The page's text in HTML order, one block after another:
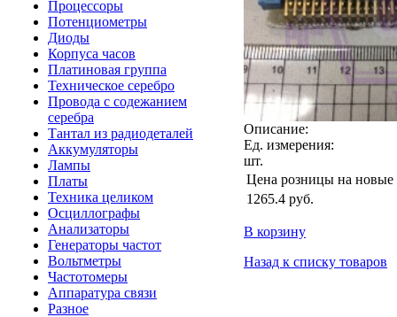
Процессоры
Потенциометры
Диоды
Корпуса часов
Платиновая группа
Техническое серебро
Провода с содежанием
серебра
Тантал из радиодеталей
Аккумуляторы
Лампы
Платы
Техника целиком
Осциллографы
Анализаторы
Генераторы частот
Вольтметры
Частотомеры
Аппаратура связи
Разное
Описание:
Ед. измерения:
шт.
Цена розницы на новые
1265.4 руб.
В корзину
Назад к списку товаров